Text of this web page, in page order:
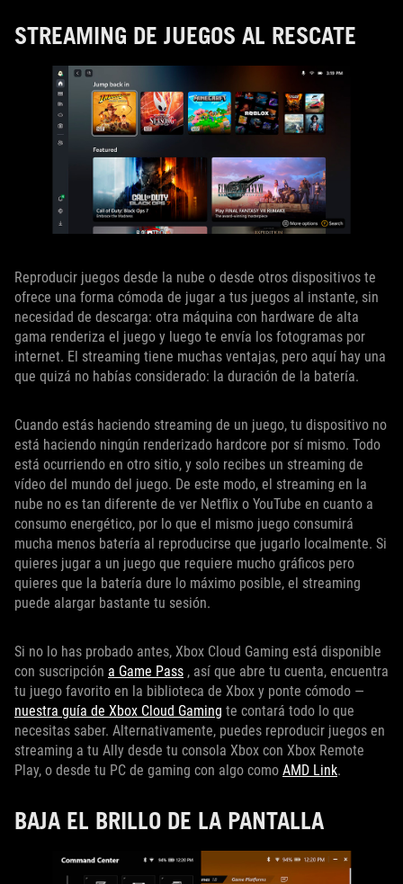
STREAMING DE JUEGOS AL RESCATE
Reproducir juegos desde la nube o desde otros dispositivos te
ofrece una forma cómoda de jugar a tus juegos al instante, sin
necesidad de descarga: otra máquina con hardware de alta
gama renderiza el juego y luego te envía los fotogramas por
internet. El streaming tiene muchas ventajas, pero aquí hay una
que quizá no habías considerado: la duración de la batería.
Cuando estás haciendo streaming de un juego, tu dispositivo no
está haciendo ningún renderizado hardcore por sí mismo. Todo
está ocurriendo en otro sitio, y solo recibes un streaming de
vídeo del mundo del juego. De este modo, el streaming en la
nube no es tan diferente de ver Netflix o YouTube en cuanto a
consumo energético, por lo que el mismo juego consumirá
mucha menos batería al reproducirse que jugarlo localmente. Si
quieres jugar a un juego que requiere mucho gráficos pero
quieres que la batería dure lo máximo posible, el streaming
puede alargar bastante tu sesión.
Si no lo has probado antes, Xbox Cloud Gaming está disponible
con suscripción a Game Pass , así que abre tu cuenta, encuentra
tu juego favorito en la biblioteca de Xbox y ponte cómodo —
nuestra guía de Xbox Cloud Gaming te contará todo lo que
necesitas saber. Alternativamente, puedes reproducir juegos en
streaming a tu Ally desde tu consola Xbox con Xbox Remote
Play, o desde tu PC de gaming con algo como AMD Link.
BAJA EL BRILLO DE LA PANTALLA